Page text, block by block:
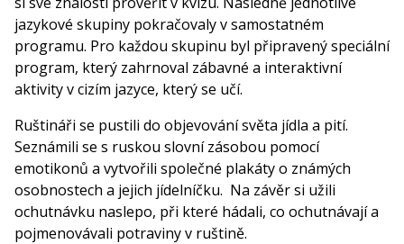
jazykové skupiny pokračovaly v samostatném
programu. Pro každou skupinu byl připravený speciální
program, který zahrnoval zábavné a interaktivní
aktivity v cizím jazyce, který se učí.
Ruštináři se pustili do objevování světa jídla a pití.
Seznámili se s ruskou slovní zásobou pomocí
emotikonů a vytvořili společné plakáty o známých
osobnostech a jejich jídelníčku. Na závěr si užili
ochutnávku naslepo, při které hádali, co ochutnávají a
pojmenovávali potraviny v ruštině.